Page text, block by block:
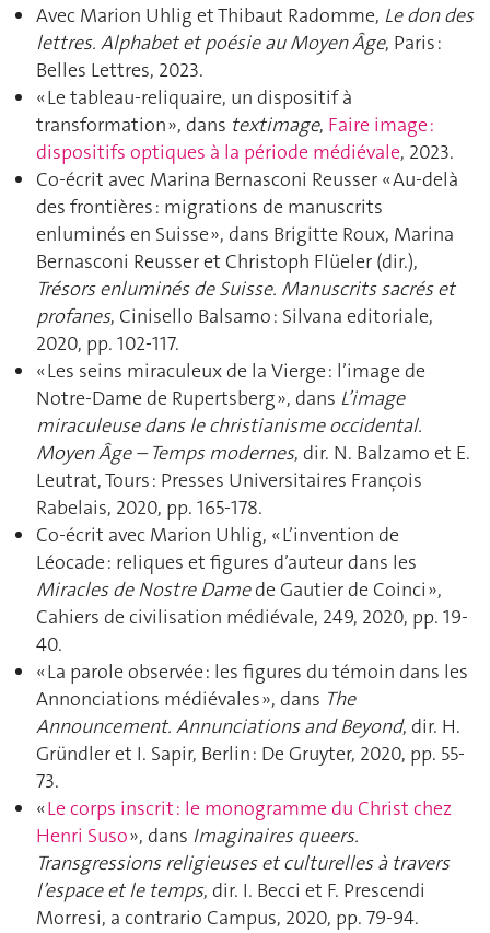
Avec Marion Uhlig et Thibaut Radomme, Le don des
lettres. Alphabet et poésie au Moyen Âge, Paris :
Belles Lettres, 2023.
« Le tableau-reliquaire, un dispositif à
transformation », dans textimage, Faire image :
dispositifs optiques à la période médiévale, 2023.
Co-écrit avec Marina Bernasconi Reusser « Au-delà
des frontières : migrations de manuscrits
enluminés en Suisse », dans Brigitte Roux, Marina
Bernasconi Reusser et Christoph Flüeler (dir.),
Trésors enluminés de Suisse. Manuscrits sacrés et
profanes, Cinisello Balsamo : Silvana editoriale,
2020, pp. 102-117.
« Les seins miraculeux de la Vierge : l’image de
Notre-Dame de Rupertsberg », dans L’image
miraculeuse dans le christianisme occidental.
Moyen Âge – Temps modernes, dir. N. Balzamo et E.
Leutrat, Tours : Presses Universitaires François
Rabelais, 2020, pp. 165-178.
Co-écrit avec Marion Uhlig, « L’invention de
Léocade : reliques et figures d’auteur dans les
Miracles de Nostre Damede Gautier de Coinci »,
Cahiers de civilisation médiévale, 249, 2020, pp. 19-
40.
« La parole observée : les figures du témoin dans les
Annonciations médiévales », dans The
Announcement. Annunciations and Beyond, dir. H.
Gründler et I. Sapir, Berlin : De Gruyter, 2020, pp. 55-
73.
«Le corps inscrit : le monogramme du Christ chez
Henri Suso», dans Imaginaires queers.
Transgressions religieuses et culturelles à travers
l’espace et le temps, dir. I. Becci et F. Prescendi
Morresi, a contrario Campus, 2020, pp. 79-94.